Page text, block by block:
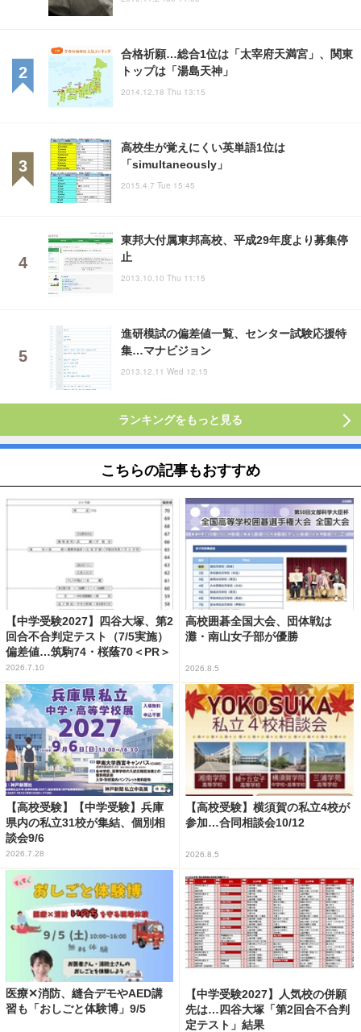
合格祈願…総合1位は「太宰府天満宮」、関東
トップは「湯島天神」
2014.12.18 Thu 13:15
高校生が覚えにくい英単語1位は
「simultaneously」
2015.4.7 Tue 15:45
東邦大付属東邦高校、平成29年度より募集停
止
2013.10.10 Thu 11:15
進研模試の偏差値一覧、センター試験応援特
集…マナビジョン
2013.12.11 Wed 12:15
ランキングをもっと見る
こちらの記事もおすすめ
【中学受験2027】四谷大塚、第2
回合不合判定テスト（7/5実施）
偏差値…筑駒74・桜蔭70＜PR＞
2026.7.10
高校囲碁全国大会、団体戦は
灘・南山女子部が優勝
2026.8.5
【高校受験】【中学受験】兵庫
県内の私立31校が集結、個別相
談会9/6
2026.7.28
【高校受験】横須賀の私立4校が
参加…合同相談会10/12
2026.8.5
医療✕消防、縫合デモやAED講
習も「おしごと体験博」9/5
【中学受験2027】人気校の併願
先は…四谷大塚「第2回合不合判
定テスト」結果